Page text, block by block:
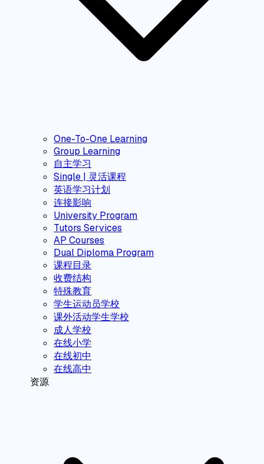
One-To-One Learning
Group Learning
自主学习
Single | 灵活课程
英语学习计划
连接影响
University Program
Tutors Services
AP Courses
Dual Diploma Program
课程目录
收费结构
特殊教育
学生运动员学校
课外活动学生学校
成人学校
在线小学
在线初中
在线高中
资源